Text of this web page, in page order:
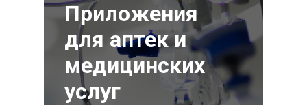
Приложения
для аптек и
медицинских
услуг